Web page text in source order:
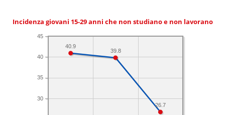
Incidenza giovani 15-29 anni che non studiano e non lavorano
30
35
40
45
26.7
39.8
40.9